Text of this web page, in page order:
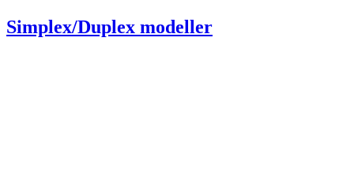
Simplex/Duplex modeller